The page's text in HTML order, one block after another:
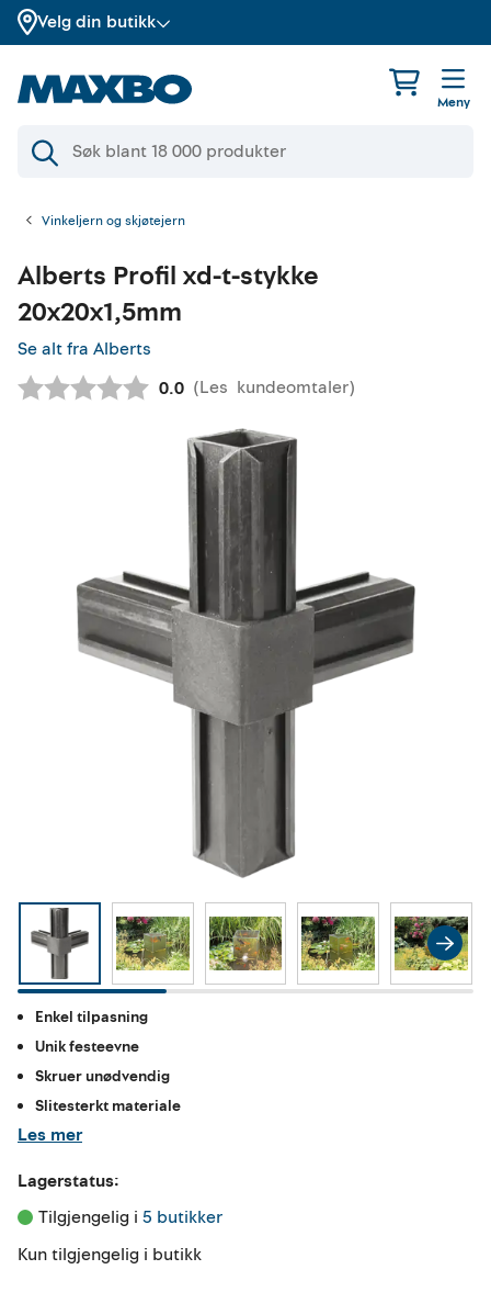
Velg din butikk
Meny
Vinkeljern og skjøtejern
Alberts Profil xd-t-stykke
20x20x1,5mm
Se alt fra Alberts
Gjennomsnittskarakter:
0.0 (Les kundeomtaler)
Enkel tilpasning
Unik festeevne
Skruer unødvendig
Slitesterkt materiale
Les mer
Lagerstatus:
Tilgjengelig i 5 butikker
Kun tilgjengelig i butikk